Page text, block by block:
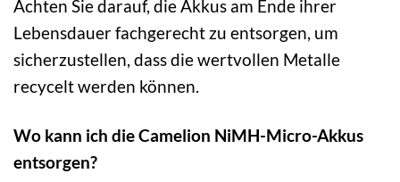
Achten Sie darauf, die Akkus am Ende ihrer
Lebensdauer fachgerecht zu entsorgen, um
sicherzustellen, dass die wertvollen Metalle
recycelt werden können.
Wo kann ich die Camelion NiMH-Micro-Akkus
entsorgen?